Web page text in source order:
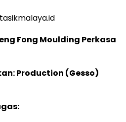
Fong Moulding Perkasa
Production (Gesso)